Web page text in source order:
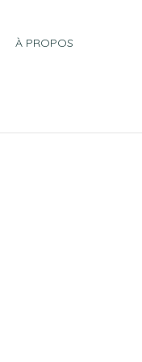
À PROPOS